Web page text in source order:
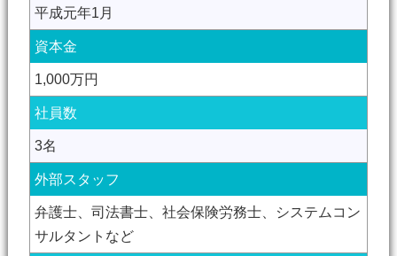
平成元年1月
資本金
1,000万円
社員数
3名
外部スタッフ
弁護士、司法書士、社会保険労務士、システムコン
サルタントなど